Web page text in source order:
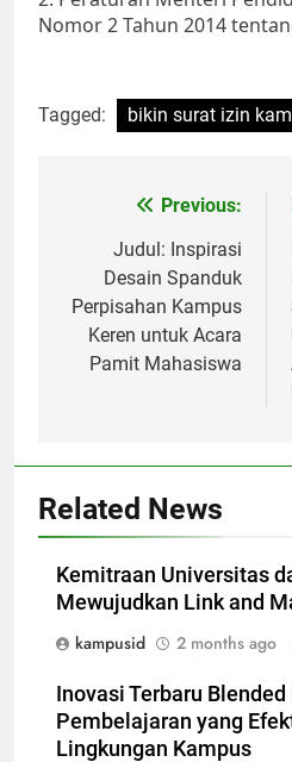
Nomor 2 Tahun 2014
Tagged: bikin surat izin
navigation
Previous:
Judul: Inspirasi
Desain Spanduk
Perpisahan Kampus
Keren untuk Acara
Pamit Mahasiswa
Related News
Kemitraan Universitas
Mewujudkan Link and
kampusid
2 months ago
Inovasi Terbaru
Pembelajaran yang
Lingkungan Kampus